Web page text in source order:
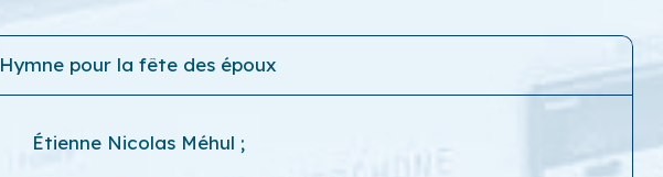
Hymne pour la fête des époux
Étienne Nicolas Méhul ;